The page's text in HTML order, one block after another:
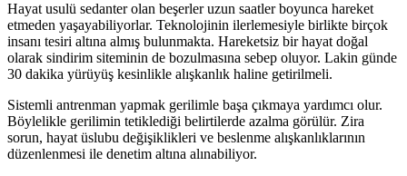
Hayat usulü sedanter olan beşerler uzun saatler boyunca hareket
etmeden yaşayabiliyorlar. Teknolojinin ilerlemesiyle birlikte birçok
insanı tesiri altına almış bulunmakta. Hareketsiz bir hayat doğal
olarak sindirim siteminin de bozulmasına sebep oluyor. Lakin günde
30 dakika yürüyüş kesinlikle alışkanlık haline getirilmeli.
Sistemli antrenman yapmak gerilimle başa çıkmaya yardımcı olur.
Böylelikle gerilimin tetiklediği belirtilerde azalma görülür. Zira
sorun, hayat üslubu değişiklikleri ve beslenme alışkanlıklarının
düzenlenmesi ile denetim altına alınabiliyor.